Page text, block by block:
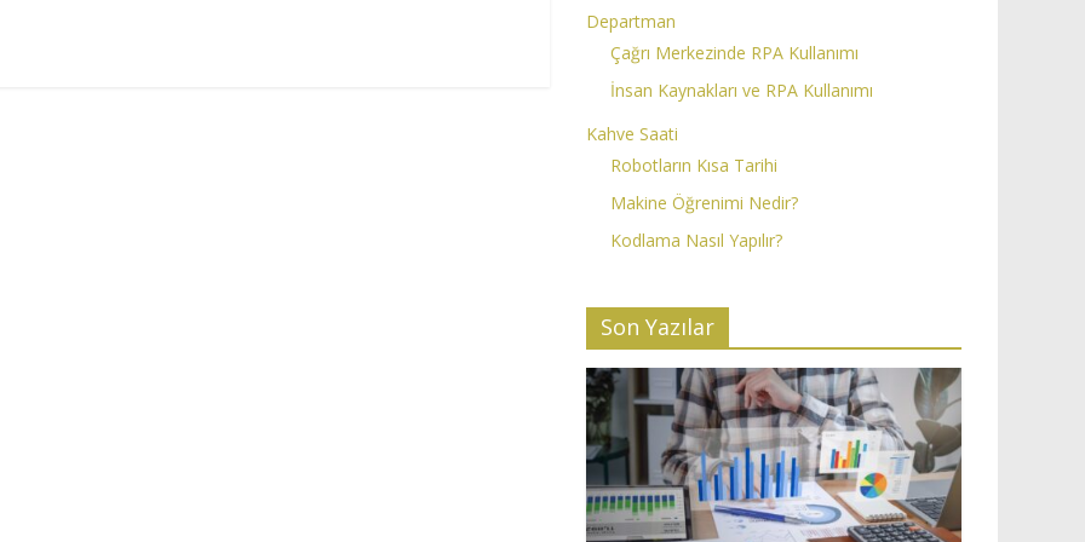
Departman
Çağrı Merkezinde RPA Kullanımı
İnsan Kaynakları ve RPA Kullanımı
Kahve Saati
Robotların Kısa Tarihi
Makine Öğrenimi Nedir?
Kodlama Nasıl Yapılır?
Son Yazılar